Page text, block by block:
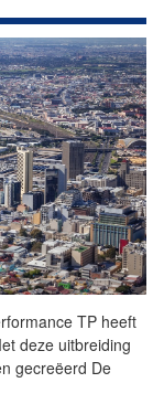
TP heeft
deze uitbreiding
gecreëerd De